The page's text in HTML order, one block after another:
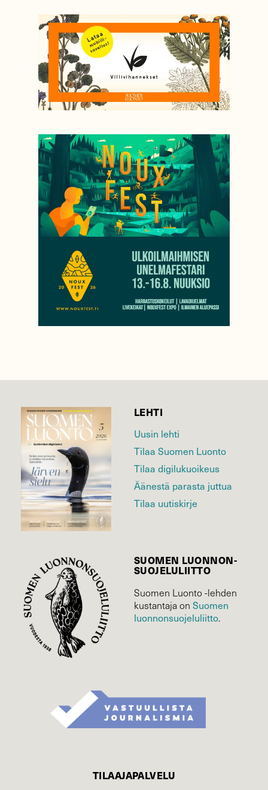
LEHTI
Uusin lehti
Tilaa Suomen Luonto
Tilaa digilukuoikeus
Äänestä parasta juttua
Tilaa uutiskirje
SUOMEN LUONNON­
SUOJELU­LIITTO
Suomen Luonto -lehden
kustantaja on Suomen
luonnonsuojelu­liitto.
TILAAJAPALVELU